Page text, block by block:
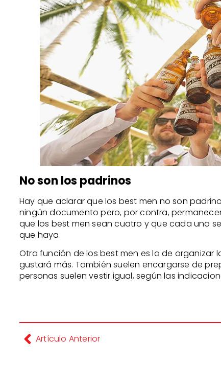
No son los padrinos
Hay que aclarar que los best men no son
ningún documento pero, por contra,
que los best men sean cuatro y que cada uno
que haya.
Otra función de los best men es la de organizar
gustará más. También suelen encargarse de
personas suelen vestir igual, según las
Artículo Anterior